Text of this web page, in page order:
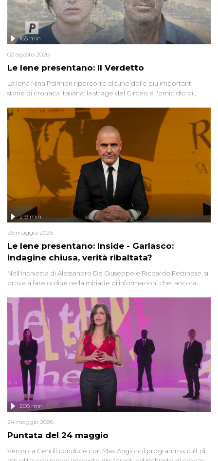
Le Iene presentano: Il Verdetto
165 min
02 agosto 2026
La Iena Nina Palmieri ripercorre alcune delle più importanti
storie di cronaca italiana: la strage del Circeo e l'omicidio di
Le Iene presentano: Inside - Garlasco:
indagine chiusa, verità ribaltata?
219 min
26 maggio 2026
Nell'inchiesta di Alessandro De Giuseppe e Riccardo Festinese, si
prova a fare ordine nella miriade di informazioni che, ancora
giudiziarie più discusse degli ultimi anni. Lo speciale ricostruisce la
vicenda mettendo in fila testimonianze, errori, dettagli
controversi e i protagonisti di un'indagine che sembra non avere
fine.
Puntata del 24 maggio
206 min
24 maggio 2026
Veronica Gentili conduce con Max Angioni il programma cult di